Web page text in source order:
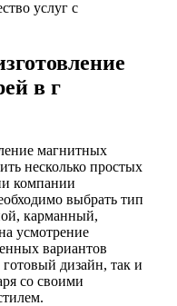
услуг с
в г
магнитных
несколько простых
компании
выбрать тип
карманный,
усмотрение
вариантов
дизайн, так и
со своими